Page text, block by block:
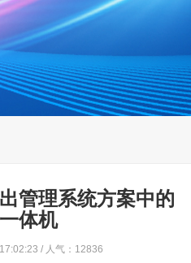
管理系统方案中的
体机
/ 人气：12836